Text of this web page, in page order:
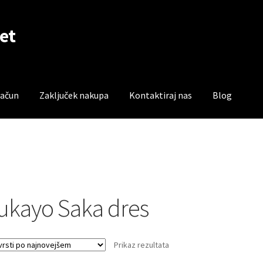
Zaključek nakupa Kontaktiraj nas Blog
Saka dres
Prikaz rezultata